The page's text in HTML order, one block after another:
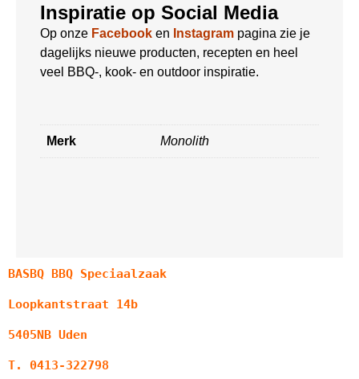
Inspiratie op Social Media
Op onze Facebook en Instagram pagina zie je
dagelijks nieuwe producten, recepten en heel
veel BBQ-, kook- en outdoor inspiratie.
Merk Monolith
BASBQ BBQ Speciaalzaak
Loopkantstraat 14b
5405NB Uden
T. 0413-322798